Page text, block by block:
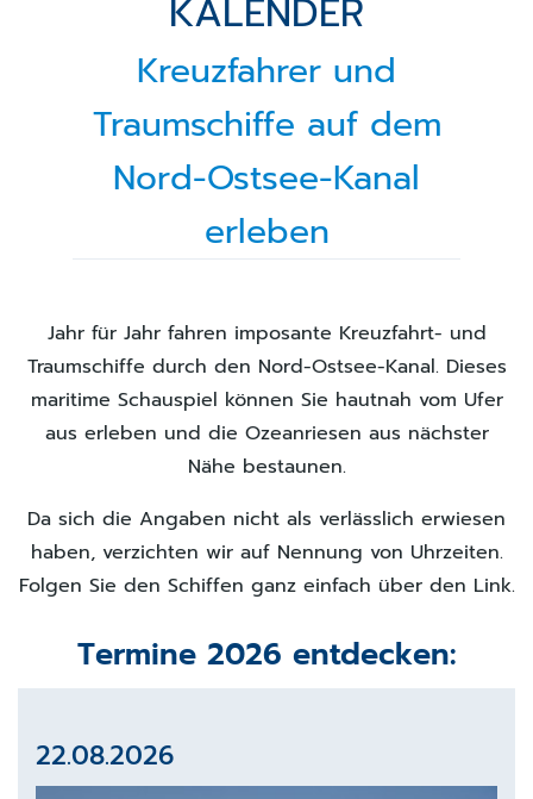
KALENDER
Kreuzfahrer und
Traumschiffe auf dem
Nord-Ostsee-Kanal
erleben
Jahr für Jahr fahren imposante Kreuzfahrt- und
Traumschiffe durch den Nord-Ostsee-Kanal. Dieses
maritime Schauspiel können Sie hautnah vom Ufer
aus erleben und die Ozeanriesen aus nächster
Nähe bestaunen.
Da sich die Angaben nicht als verlässlich erwiesen
haben, verzichten wir auf Nennung von Uhrzeiten.
Folgen Sie den Schiffen ganz einfach über den Link.
Termine 2026 entdecken:
22.08.2026